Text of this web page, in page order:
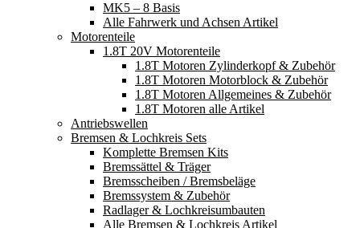
MK5 – 8 Basis
Alle Fahrwerk und Achsen Artikel
Motorenteile
1.8T 20V Motorenteile
1.8T Motoren Zylinderkopf & Zubehör
1.8T Motoren Motorblock & Zubehör
1.8T Motoren Allgemeines & Zubehör
1.8T Motoren alle Artikel
Antriebswellen
Bremsen & Lochkreis Sets
Komplette Bremsen Kits
Bremssättel & Träger
Bremsscheiben / Bremsbeläge
Bremssystem & Zubehör
Radlager & Lochkreisumbauten
Alle Bremsen & Lochkreis Artikel